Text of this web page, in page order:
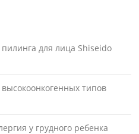
для лица Shiseido
типов
у грудного ребенка